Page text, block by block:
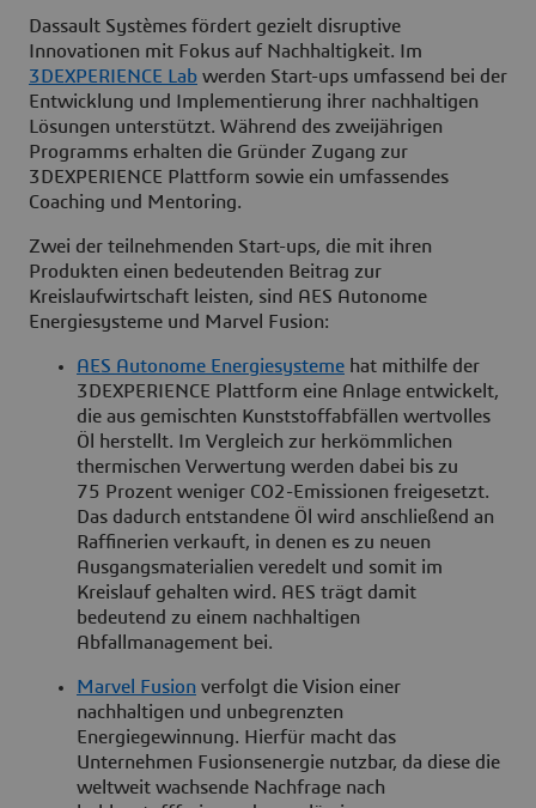
Dassault Systèmes fördert gezielt disruptive
Innovationen mit Fokus auf Nachhaltigkeit. Im
3DEXPERIENCE Lab werden Start-ups umfassend bei der
Entwicklung und Implementierung ihrer nachhaltigen
Lösungen unterstützt. Während des zweijährigen
Programms erhalten die Gründer Zugang zur
3DEXPERIENCE Plattform sowie ein umfassendes
Coaching und Mentoring.
Zwei der teilnehmenden Start-ups, die mit ihren
Produkten einen bedeutenden Beitrag zur
Kreislaufwirtschaft leisten, sind AES Autonome
Energiesysteme und Marvel Fusion:
AES Autonome Energiesysteme hat mithilfe der
3DEXPERIENCE Plattform eine Anlage entwickelt,
die aus gemischten Kunststoffabfällen wertvolles
Öl herstellt. Im Vergleich zur herkömmlichen
thermischen Verwertung werden dabei bis zu
75 Prozent weniger CO2-Emissionen freigesetzt.
Das dadurch entstandene Öl wird anschließend an
Raffinerien verkauft, in denen es zu neuen
Ausgangsmaterialien veredelt und somit im
Kreislauf gehalten wird. AES trägt damit
bedeutend zu einem nachhaltigen
Abfallmanagement bei.
Marvel Fusion verfolgt die Vision einer
nachhaltigen und unbegrenzten
Energiegewinnung. Hierfür macht das
Unternehmen Fusionsenergie nutzbar, da diese die
weltweit wachsende Nachfrage nach